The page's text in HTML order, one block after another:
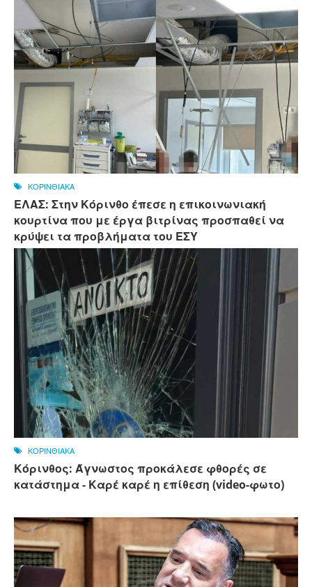
ΚΟΡΙΝΘΙΑΚΑ
ΕΛΑΣ: Στην Κόρινθο έπεσε η επικοινωνιακή
κουρτίνα που με έργα βιτρίνας προσπαθεί να
κρύψει τα προβλήματα του ΕΣΥ
ΚΟΡΙΝΘΙΑΚΑ
Κόρινθος: Άγνωστος προκάλεσε φθορές σε
κατάστημα - Καρέ καρέ η επίθεση (video-φωτο)